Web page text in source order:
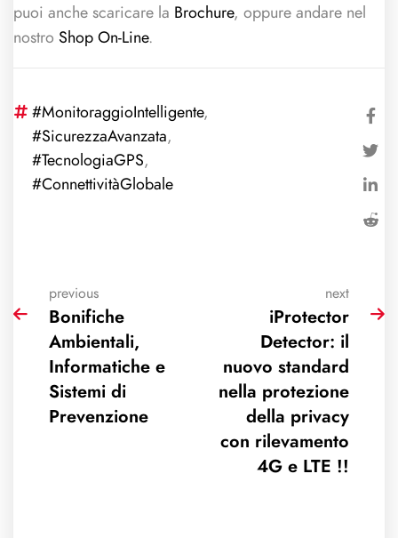
puoi anche scaricare la Brochure, oppure andare nel
nostro Shop On-Line.
#MonitoraggioIntelligente,
#SicurezzaAvanzata,
#TecnologiaGPS,
#ConnettivitàGlobale
previous
Bonifiche
Ambientali,
Informatiche e
Sistemi di
Prevenzione
next
iProtector
Detector: il
nuovo standard
nella protezione
della privacy
con rilevamento
4G e LTE !!